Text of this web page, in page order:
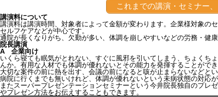
これまでの講演・セミナー
講演料について
講演料は講演時間、対象者によって金額が変わります。企業様対象の
セルフケアなどが中心です。
通院が長くなりがち、欠勤が多い、体調を崩しやすいなどの労務・健
院長講演
A 企業向け
いくら寝ても眠気がとれない、すぐに風邪を引いてしまう、ちょくち
んか。有用な人材でも体調が優れないとその能力を発揮することがで
大切な案件の前に熱を出す、会議の前になると咳が止まらないなどと
病院に行くまでも無いけれど、体調が優れないという未病状態の対応
またスーパープレゼンテーションセミナーという今井院長独自のプレ
やプレゼン方法をお伝えすることもできます。